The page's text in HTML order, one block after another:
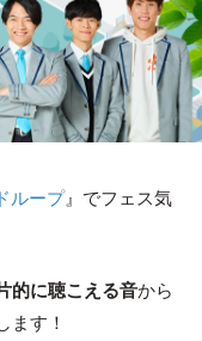
ループ』でフェス気
的に聴こえる音から
ます！